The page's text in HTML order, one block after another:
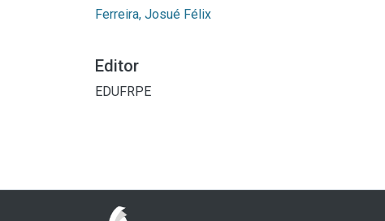
Ferreira, Josué Félix
Editor
EDUFRPE